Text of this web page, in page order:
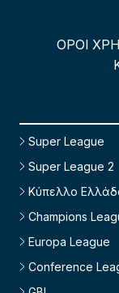
ΟΡΟΙ
Super League
Super League 2
Κύπελλο
Champions
Europa League
Conference